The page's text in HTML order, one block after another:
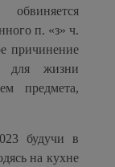
п. «з» ч.
причинение
для жизни
предмета,
будучи в
на кухне